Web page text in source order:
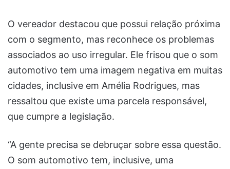
O vereador destacou que possui relação próxima
com o segmento, mas reconhece os problemas
associados ao uso irregular. Ele frisou que o som
automotivo tem uma imagem negativa em muitas
cidades, inclusive em Amélia Rodrigues, mas
ressaltou que existe uma parcela responsável,
que cumpre a legislação.
“A gente precisa se debruçar sobre essa questão.
O som automotivo tem, inclusive, uma